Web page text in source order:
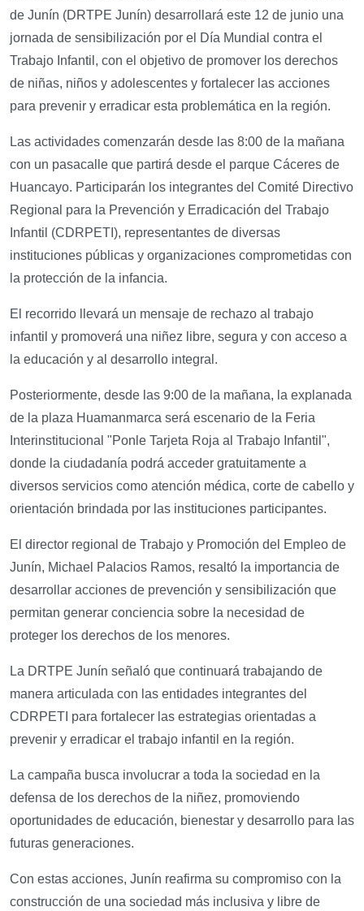
de Junín (DRTPE Junín) desarrollará este 12 de junio una
jornada de sensibilización por el Día Mundial contra el
Trabajo Infantil, con el objetivo de promover los derechos
de niñas, niños y adolescentes y fortalecer las acciones
para prevenir y erradicar esta problemática en la región.
Las actividades comenzarán desde las 8:00 de la mañana
con un pasacalle que partirá desde el parque Cáceres de
Huancayo. Participarán los integrantes del Comité Directivo
Regional para la Prevención y Erradicación del Trabajo
Infantil (CDRPETI), representantes de diversas
instituciones públicas y organizaciones comprometidas con
la protección de la infancia.
El recorrido llevará un mensaje de rechazo al trabajo
infantil y promoverá una niñez libre, segura y con acceso a
la educación y al desarrollo integral.
Posteriormente, desde las 9:00 de la mañana, la explanada
de la plaza Huamanmarca será escenario de la Feria
Interinstitucional "Ponle Tarjeta Roja al Trabajo Infantil",
donde la ciudadanía podrá acceder gratuitamente a
diversos servicios como atención médica, corte de cabello y
orientación brindada por las instituciones participantes.
El director regional de Trabajo y Promoción del Empleo de
Junín, Michael Palacios Ramos, resaltó la importancia de
desarrollar acciones de prevención y sensibilización que
permitan generar conciencia sobre la necesidad de
proteger los derechos de los menores.
La DRTPE Junín señaló que continuará trabajando de
manera articulada con las entidades integrantes del
CDRPETI para fortalecer las estrategias orientadas a
prevenir y erradicar el trabajo infantil en la región.
La campaña busca involucrar a toda la sociedad en la
defensa de los derechos de la niñez, promoviendo
oportunidades de educación, bienestar y desarrollo para las
futuras generaciones.
Con estas acciones, Junín reafirma su compromiso con la
construcción de una sociedad más inclusiva y libre de